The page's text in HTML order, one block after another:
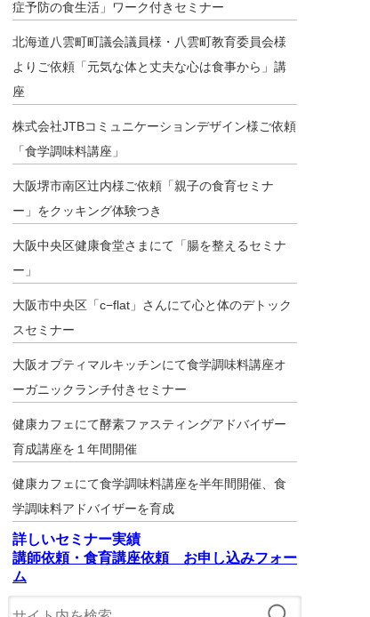
症予防の食生活」ワーク付きセミナー
北海道八雲町町議会議員様・八雲町教育委員会様
よりご依頼「元気な体と丈夫な心は食事から」講
座
株式会社JTBコミュニケーションデザイン様ご依頼
「食学調味料講座」
大阪堺市南区辻内様ご依頼「親子の食育セミナ
ー」をクッキング体験つき
大阪中央区健康食堂さまにて「腸を整えるセミナ
ー」
大阪市中央区「c−flat」さんにて心と体のデトック
スセミナー
大阪オプティマルキッチンにて食学調味料講座オ
ーガニックランチ付きセミナー
健康カフェにて酵素ファスティングアドバイザー
育成講座を１年間開催
健康カフェにて食学調味料講座を半年間開催、食
学調味料アドバイザーを育成
詳しいセミナー実績
講師依頼・食育講座依頼 お申し込みフォー
ム